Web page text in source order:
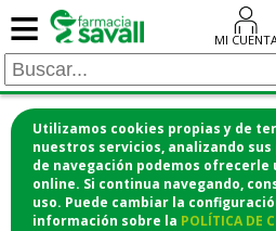
Utilizamos cookies propias y de
nuestros servicios, analizando
de navegación podemos ofrecerle
online. Si continua navegando,
uso. Puede cambiar la
información sobre la POLÍTICA DE
≡ MI
¡COMPRA CÓMODAMENTE
EN LA
o si lo prefieres te lo